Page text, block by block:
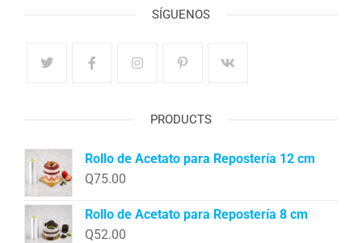
SÍGUENOS
PRODUCTS
Rollo de Acetato para Repostería 12 cm
Q75.00
Rollo de Acetato para Repostería 8 cm
Q52.00